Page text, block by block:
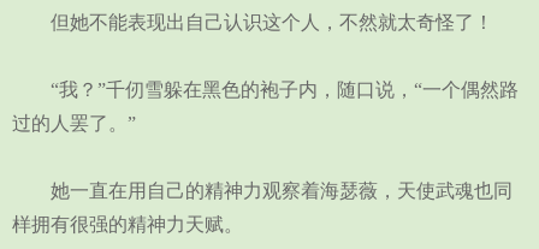
但她不能表现出自己认识这个人，不然就太奇怪了！
“我？”千仞雪躲在黑色的袍子内，随口说，“一个偶然路
过的人罢了。”
她一直在用自己的精神力观察着海瑟薇，天使武魂也同
样拥有很强的精神力天赋。